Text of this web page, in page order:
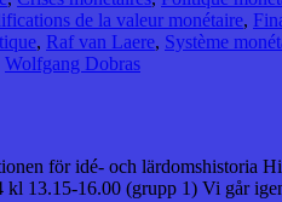
de la valeur monétaire,
, Raf van Laere, Système
Wolfgang Dobras
för idé- och lärdomshistoria
13.15-16.00 (grupp 1) Vi går